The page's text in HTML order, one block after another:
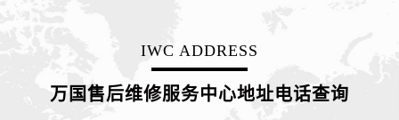
IWC ADDRESS
万国售后维修服务中心地址电话查询